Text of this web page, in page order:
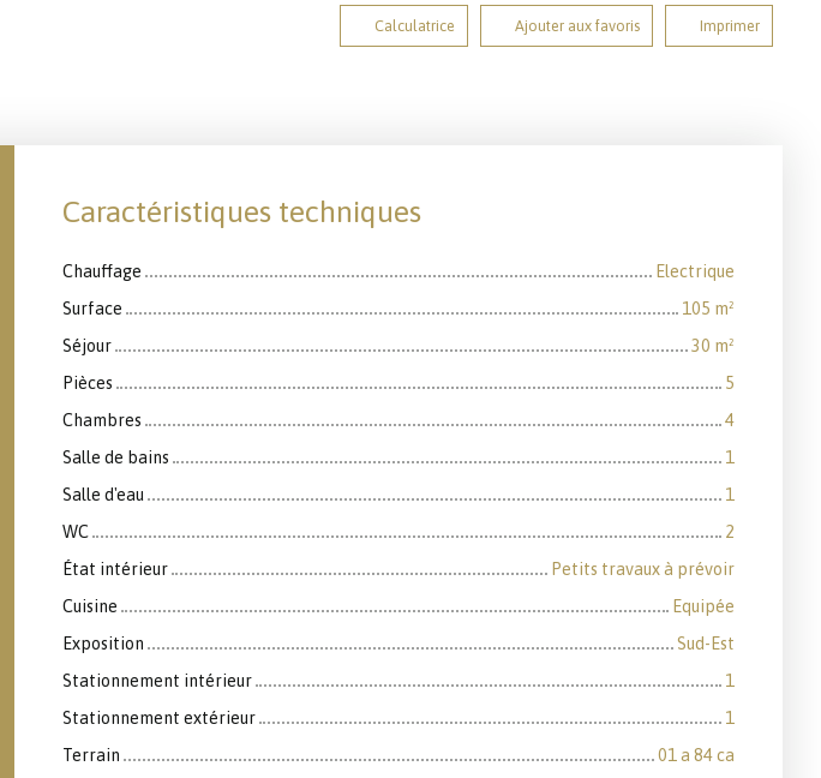
Calculatrice Ajouter aux favoris Imprimer
Caractéristiques techniques
Chauffage
Electrique
Surface
105 m²
Séjour
30 m²
Pièces
5
Chambres
4
Salle de bains
1
Salle d'eau
1
WC
2
État intérieur
Petits travaux à prévoir
Cuisine
Equipée
Exposition
Sud-Est
Stationnement intérieur
1
Stationnement extérieur
1
Terrain
01 a 84 ca